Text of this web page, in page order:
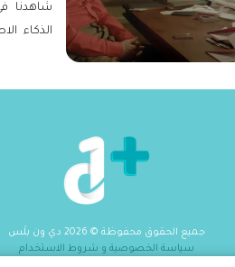
شاهدنا
الذكاء
بالرفض
جميع الحقوق محفوظة ©
2026 دي ون بلَس
سياسة الخصوصية و شروط الاستخدام